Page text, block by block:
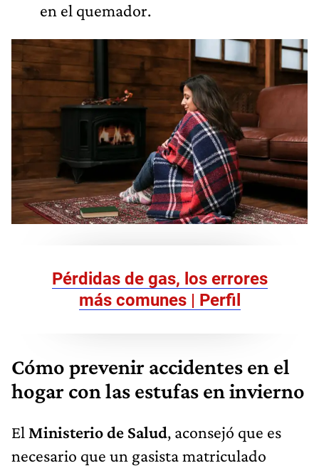
en el quemador.
Pérdidas de gas, los errores
más comunes | Perfil
Cómo prevenir accidentes en el
hogar con las estufas en invierno
El Ministerio de Salud, aconsejó que es
necesario que un gasista matriculado